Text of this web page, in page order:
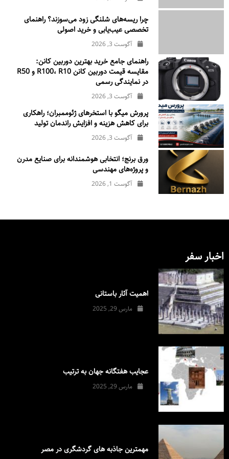
چرا ریسه‌های شلنگی زود می‌سوزند؟ راهنمای
تخصصی عیب‌یابی و خرید اصولی
آگوست 3, 2026
راهنمای جامع خرید بهترین دوربین کانن:
مقایسه قیمت دوربین کانن R100، R10 و R50
در نمایندگی رسمی
آگوست 3, 2026
پرورش میگو با استخرهای ژئوممبران؛ راهکاری
برای کاهش هزینه و افزایش راندمان تولید
آگوست 3, 2026
ورق برنج؛ انتخابی هوشمندانه برای صنایع مدرن
و پروژه‌های مهندسی
آگوست 1, 2026
اخبار سفر
اهمیت آثار باستانی
مارس 29, 2025
عجایب هفتگانه جهان به ترتیب
مارس 29, 2025
مهمترین جاذبه های گردشگری در مصر